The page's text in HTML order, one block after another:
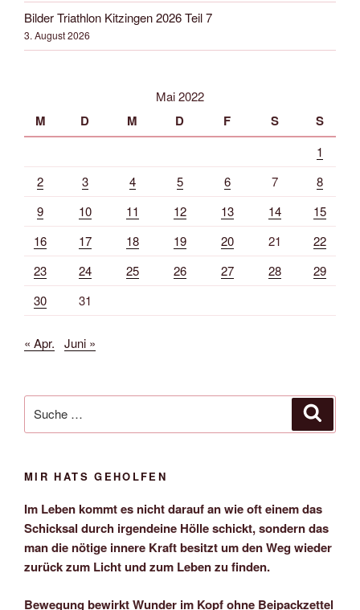
Bilder Triathlon Kitzingen 2026 Teil 7
3. August 2026
Mai 2022
M D M D F S S
1
2
3 4 5 6 7
8
9
10 11 12 13 14
15
16
17 18 19 20 21
22
23
24 25 26 27 28
29
30
31
« Apr. Juni »
nach:
MIR HATS GEHOLFEN
Im Leben kommt es nicht darauf an wie oft einem das
Schicksal durch irgendeine Hölle schickt, sondern das
man die nötige innere Kraft besitzt um den Weg wieder
zurück zum Licht und zum Leben zu finden.
Bewegung bewirkt Wunder im Kopf ohne Beipackzettel